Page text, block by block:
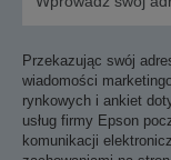
Przekazując swój
wiadomości
rynkowych i ankiet
usług firmy Epson
komunikacji